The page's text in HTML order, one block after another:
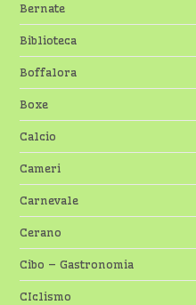
Bernate
Biblioteca
Boffalora
Boxe
Calcio
Cameri
Carnevale
Cerano
Cibo – Gastronomia
CIclismo